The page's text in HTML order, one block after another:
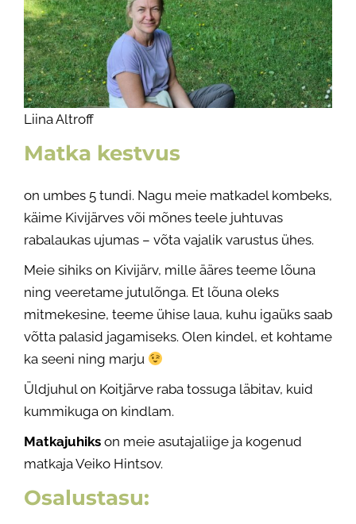
Liina Altroff
Matka kestvus
on umbes 5 tundi. Nagu meie matkadel kombeks,
käime Kivijärves või mõnes teele juhtuvas
rabalaukas ujumas – võta vajalik varustus ühes.
Meie sihiks on Kivijärv, mille ääres teeme lõuna
ning veeretame jutulõnga. Et lõuna oleks
mitmekesine, teeme ühise laua, kuhu igaüks saab
võtta palasid jagamiseks. Olen kindel, et kohtame
ka seeni ning marju
Üldjuhul on Koitjärve raba tossuga läbitav, kuid
kummikuga on kindlam.
Matkajuhiks on meie asutajaliige ja kogenud
matkaja Veiko Hintsov.
Osalustasu: